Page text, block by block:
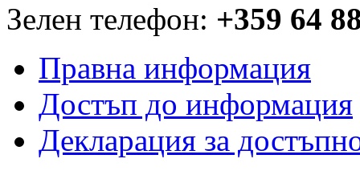
Зелен телефон: +359 64
Правна информация
Достъп до информация
Декларация за